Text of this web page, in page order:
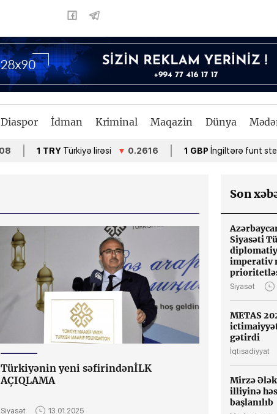
Diaspor İdman Kriminal Maqazin Dünya
1 TRY Türkiyə lirəsi ▼ 0.2616 1 GBP İngiltərə funt sterlinqi ▲
Türkiyənin yeni səfirindənİLK
AÇIQLAMA
Siyasət 13.01.2025
Son
Siyasəti
imperativ
Siyasət
METAS
gətirdi
İqtisadiyyat
Mirzə
illiyinə
başlanılıb